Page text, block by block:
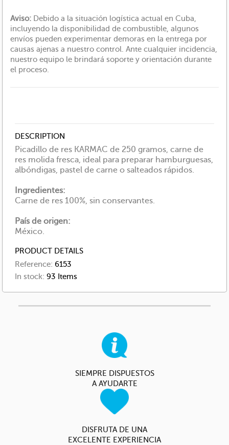
Aviso: Debido a la situación logística actual en Cuba,
incluyendo la disponibilidad de combustible, algunos
envíos pueden experimentar demoras en la entrega por
causas ajenas a nuestro control. Ante cualquier incidencia,
nuestro equipo le brindará soporte y orientación durante
el proceso.
DESCRIPTION
Picadillo de res KARMAC de 250 gramos, carne de
res molida fresca, ideal para preparar hamburguesas,
albóndigas, pastel de carne o salteados rápidos.
Ingredientes:
Carne de res 100%, sin conservantes.
País de origen:
México.
PRODUCT DETAILS
Reference: 6153
In stock: 93 Items
SIEMPRE DISPUESTOS
A AYUDARTE
DISFRUTA DE UNA
EXCELENTE EXPERIENCIA